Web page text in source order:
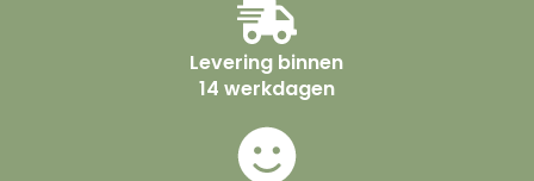
Levering binnen
14 werkdagen